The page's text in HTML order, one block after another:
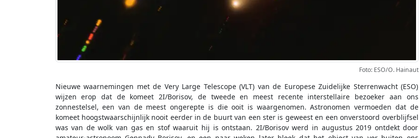
Foto: ESO/O. Hainaut
Nieuwe waarnemingen met de Very Large Telescope (VLT) van de Europese Zuidelijke Sterrenwacht (ESO)
wijzen erop dat de komeet 2I/Borisov, de tweede en meest recente interstellaire bezoeker aan ons
zonnestelsel, een van de meest ongerepte is die ooit is waargenomen. Astronomen vermoeden dat de
komeet hoogstwaarschijnlijk nooit eerder in de buurt van een ster is geweest en een onverstoord overblijfsel
was van de wolk van gas en stof waaruit hij is ontstaan. 2I/Borisov werd in augustus 2019 ontdekt door